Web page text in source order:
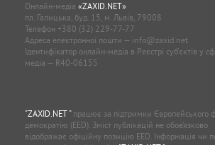
Онлайн-медіа «ZAXID.NET»
пл. Галицька, буд. 15, м. Львів, 79008
Телефон +380 (32) 229-77-77
Адреса електронної пошти — info@zaxid.net
Ідентифікатор онлайн-медіа в Реєстрі суб'єктів у
медіа — R40-06155
"ZAXID.NET "працює за підтримки Європейського
демократію (EED). Зміст публікацій не обов’язково
відображає офіційну позицію EED. Інформація чи